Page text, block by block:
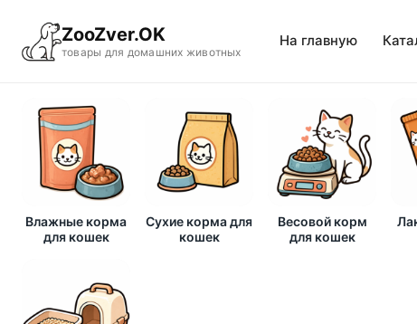
ZooZver.OK
товары для домашних животных
На главную
Влажные корма
для кошек
Сухие корма для
кошек
Весовой корм
для кошек